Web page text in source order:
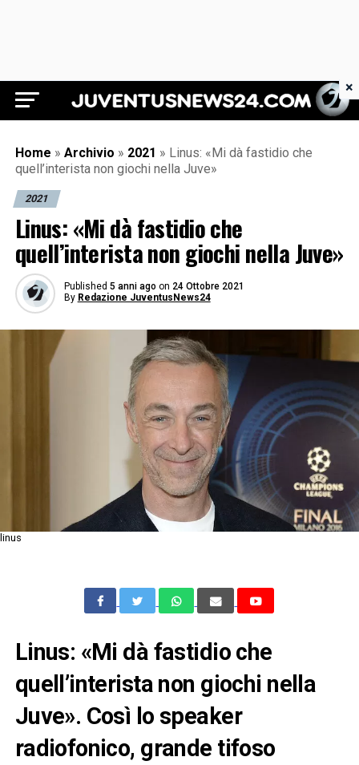
Juventus News 24
Home » Archivio » 2021 » Linus: «Mi dà fastidio che
quell’interista non giochi nella Juve»
2021
Linus: «Mi dà fastidio che
quell’interista non giochi nella Juve»
Published 5 anni ago on 24 Ottobre 2021
By Redazione JuventusNews24
linus
Linus: «Mi dà fastidio che
quell’interista non giochi nella
Juve». Così lo speaker
radiofonico, grande tifoso
×